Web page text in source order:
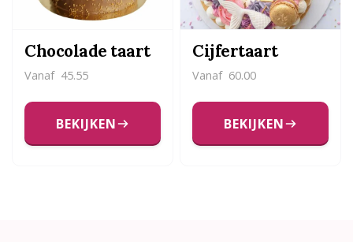
Chocolade taart
Vanaf 45.55
BEKIJKEN
Cijfertaart
Vanaf 60.00
BEKIJKEN